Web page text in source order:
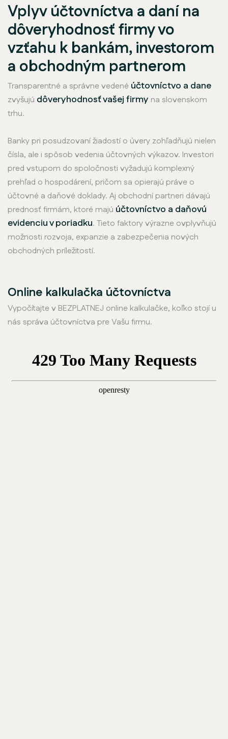
Vplyv účtovníctva a daní na
dôveryhodnosť firmy vo
vzťahu k bankám, investorom
a obchodným partnerom
Transparentné a správne vedené účtovníctvo a dane
zvyšujú dôveryhodnosť vašej firmy na slovenskom
trhu.
Banky pri posudzovaní žiadostí o úvery zohľadňujú nielen
čísla, ale i spôsob vedenia účtovných výkazov. Investori
pred vstupom do spoločnosti vyžadujú komplexný
prehľad o hospodárení, pričom sa opierajú práve o
účtovné a daňové doklady. Aj obchodní partneri dávajú
prednosť firmám, ktoré majú účtovníctvo a daňovú
evidenciu v poriadku. Tieto faktory výrazne ovplyvňujú
možnosti rozvoja, expanzie a zabezpečenia nových
obchodných príležitostí.
Online kalkulačka účtovníctva
Vypočítajte v BEZPLATNEJ online kalkulačke, koľko stojí u
nás správa účtovníctva pre Vašu firmu.